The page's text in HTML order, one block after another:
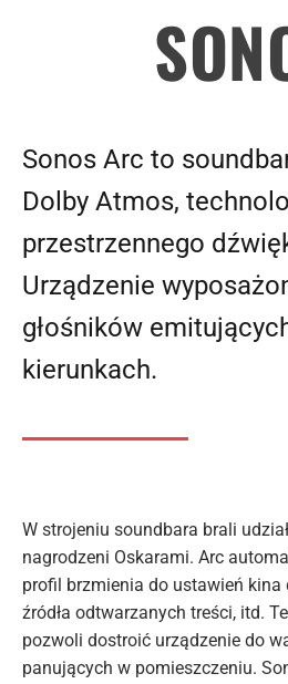
Sonos Arc to
Dolby Atmos,
przestrzennego
Urządzenie
głośników
kierunkach.
W strojeniu soundbara brali
nagrodzeni Oskarami. Arc
profil brzmienia do ustawień kina
źródła odtwarzanych treści, itd.
pozwoli dostroić urządzenie do
panujących w pomieszczeniu.